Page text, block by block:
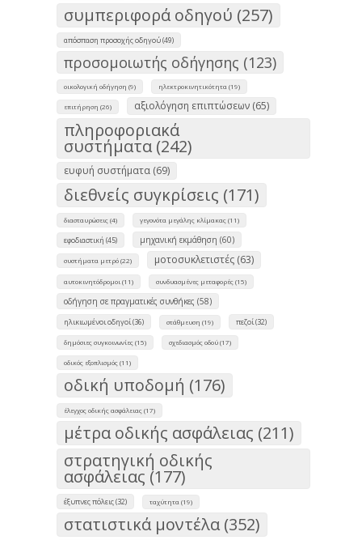
συμπεριφορά οδηγού (257)
απόσπαση προσοχής οδηγού (49)
προσομοιωτής οδήγησης (123)
οικολογική οδήγηση (9) ηλεκτροκινητικότητα (19)
επιτήρηση (26) αξιολόγηση επιπτώσεων (65)
πληροφοριακά
συστήματα (242)
ευφυή συστήματα (69)
διεθνείς συγκρίσεις (171)
διασταυρώσεις (4) γεγονότα μεγάλης κλίμακας (11)
εφοδιαστική (45) μηχανική εκμάθηση (60)
συστήματα μετρό (22) μοτοσυκλετιστές (63)
αυτοκινητόδρομοι (11) συνδυασμένες μεταφορές (15)
οδήγηση σε πραγματικές συνθήκες (58)
ηλικιωμένοι οδηγοί (36) στάθμευση (19) πεζοί (32)
δημόσιες συγκοινωνίες (15) σχεδιασμός οδού (17)
οδικός εξοπλισμός (11)
οδική υποδομή (176)
έλεγχος οδικής ασφάλειας (17)
μέτρα οδικής ασφάλειας (211)
στρατηγική οδικής
ασφάλειας (177)
έξυπνες πόλεις (32) ταχύτητα (19)
στατιστικά μοντέλα (352)